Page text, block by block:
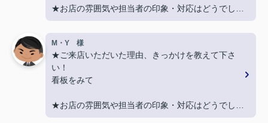
★お店の雰囲気や担当者の印象・対応はどうでした
か？
丁寧に、迅速にご対応頂き大変助かりました。
★担当者、または当店に一言お願い致します！
また引越しする機会があればよろしくお願いしま
す。
M・Y 様
★ご来店いただいた理由、きっかけを教えて下さ
い！
看板をみて
★お店の雰囲気や担当者の印象・対応はどうでした
か？